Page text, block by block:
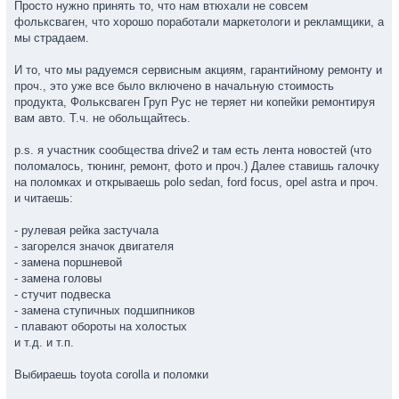
Просто нужно принять то, что нам втюхали не совсем
фольксваген, что хорошо поработали маркетологи и рекламщики, а
мы страдаем.
И то, что мы радуемся сервисным акциям, гарантийному ремонту и
проч., это уже все было включено в начальную стоимость
продукта, Фольксваген Груп Рус не теряет ни копейки ремонтируя
вам авто. Т.ч. не обольщайтесь.
p.s. я участник сообщества drive2 и там есть лента новостей (что
поломалось, тюнинг, ремонт, фото и проч.) Далее ставишь галочку
на поломках и открываешь polo sedan, ford focus, opel astra и проч.
и читаешь:
- рулевая рейка застучала
- загорелся значок двигателя
- замена поршневой
- замена головы
- стучит подвеска
- замена ступичных подшипников
- плавают обороты на холостых
и т.д. и т.п.
Выбираешь toyota corolla и поломки